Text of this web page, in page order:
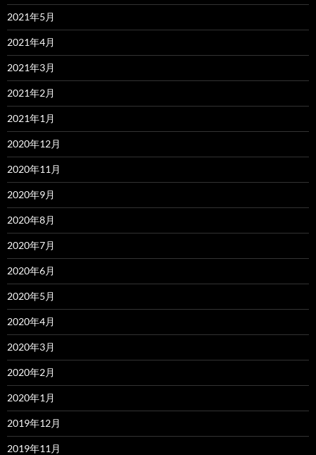
2021年5月
2021年4月
2021年3月
2021年2月
2021年1月
2020年12月
2020年11月
2020年9月
2020年8月
2020年7月
2020年6月
2020年5月
2020年4月
2020年3月
2020年2月
2020年1月
2019年12月
2019年11月